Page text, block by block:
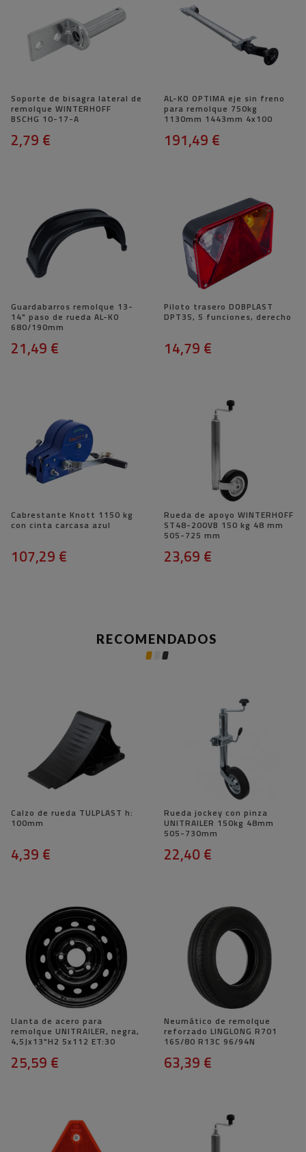
Soporte de bisagra lateral de
remolque WINTERHOFF
BSCHG 10-17-A
2,79 €
AL-KO OPTIMA eje sin freno
para remolque 750kg
1130mm 1443mm 4x100
191,49 €
Guardabarros remolque 13-
14" paso de rueda AL-KO
680/190mm
21,49 €
Piloto trasero DOBPLAST
DPT35, 5 funciones, derecho
14,79 €
Cabrestante Knott 1150 kg
con cinta carcasa azul
107,29 €
Rueda de apoyo WINTERHOFF
ST48-200VB 150 kg 48 mm
505-725 mm
23,69 €
RECOMENDADOS
Calzo de rueda TULPLAST h:
100mm
4,39 €
Rueda jockey con pinza
UNITRAILER 150kg 48mm
505-730mm
22,40 €
Llanta de acero para
remolque UNITRAILER, negra,
4,5Jx13"H2 5x112 ET:30
25,59 €
Neumático de remolque
reforzado LINGLONG R701
165/80 R13C 96/94N
63,39 €